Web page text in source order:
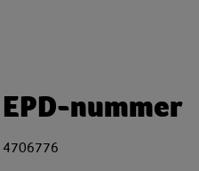
EPD-nummer
4706776